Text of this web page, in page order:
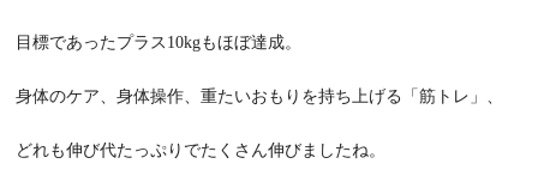
目標であったプラス10kgもほぼ達成。
身体のケア、身体操作、重たいおもりを持ち上げる「筋トレ」、
どれも伸び代たっぷりでたくさん伸びましたね。